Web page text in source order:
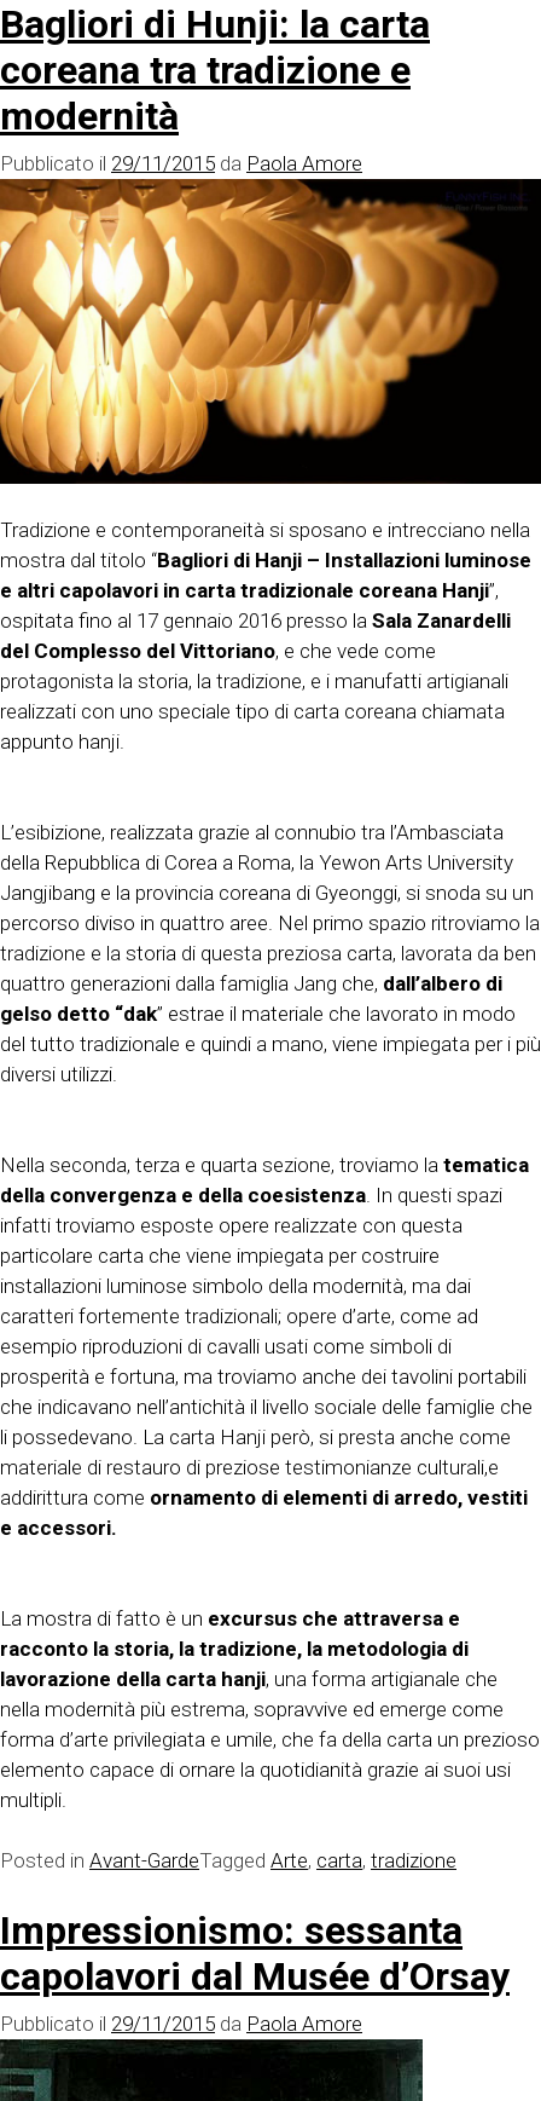
Bagliori di Hunji: la carta
coreana tra tradizione e
modernità
Pubblicato il 29/11/2015 da Paola Amore
Tradizione e contemporaneità si sposano e intrecciano nella
mostra dal titolo “Bagliori di Hanji – Installazioni luminose
e altri capolavori in carta tradizionale coreana Hanji”,
ospitata fino al 17 gennaio 2016 presso la Sala Zanardelli
del Complesso del Vittoriano, e che vede come
protagonista la storia, la tradizione, e i manufatti artigianali
realizzati con uno speciale tipo di carta coreana chiamata
appunto hanji.
L’esibizione, realizzata grazie al connubio tra l’Ambasciata
della Repubblica di Corea a Roma, la Yewon Arts University
Jangjibang e la provincia coreana di Gyeonggi, si snoda su un
percorso diviso in quattro aree. Nel primo spazio ritroviamo la
tradizione e la storia di questa preziosa carta, lavorata da ben
quattro generazioni dalla famiglia Jang che, dall’albero di
gelso detto “dak” estrae il materiale che lavorato in modo
del tutto tradizionale e quindi a mano, viene impiegata per i più
diversi utilizzi.
Nella seconda, terza e quarta sezione, troviamo la tematica
della convergenza e della coesistenza . In questi spazi
infatti troviamo esposte opere realizzate con questa
particolare carta che viene impiegata per costruire
installazioni luminose simbolo della modernità, ma dai
caratteri fortemente tradizionali; opere d’arte, come ad
esempio riproduzioni di cavalli usati come simboli di
prosperità e fortuna, ma troviamo anche dei tavolini portabili
che indicavano nell’antichità il livello sociale delle famiglie che
li possedevano. La carta Hanji però, si presta anche come
materiale di restauro di preziose testimonianze culturali,e
addirittura come ornamento di elementi di arredo, vestiti
e accessori.
La mostra di fatto è un excursus che attraversa e
racconto la storia, la tradizione, la metodologia di
lavorazione della carta hanji, una forma artigianale che
nella modernità più estrema, sopravvive ed emerge come
forma d’arte privilegiata e umile, che fa della carta un prezioso
elemento capace di ornare la quotidianità grazie ai suoi usi
multipli.
Posted in Avant-GardeTagged Arte, carta, tradizione
Impressionismo: sessanta
capolavori dal Musée d’Orsay
Pubblicato il 29/11/2015 da Paola Amore